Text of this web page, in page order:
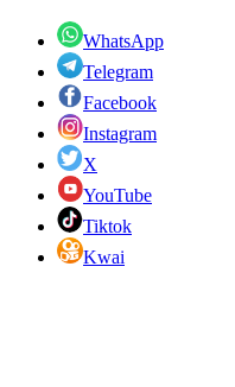
WhatsApp
Telegram
Facebook
Instagram
X
YouTube
Tiktok
Kwai